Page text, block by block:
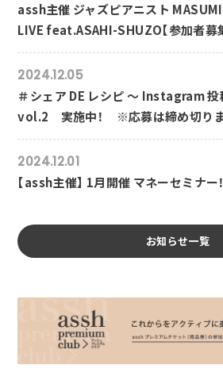
assh主催 ジャズピアニスト
LIVE feat.ASAHI-SHUZO【参加者募
2024.12.05
＃シェア DE レシピ ～ Instagram
vol.2 実施中！ ※応募は締め切り
2024.12.01
【assh主催】 1月開催 マネーセミナ
お知らせ一覧